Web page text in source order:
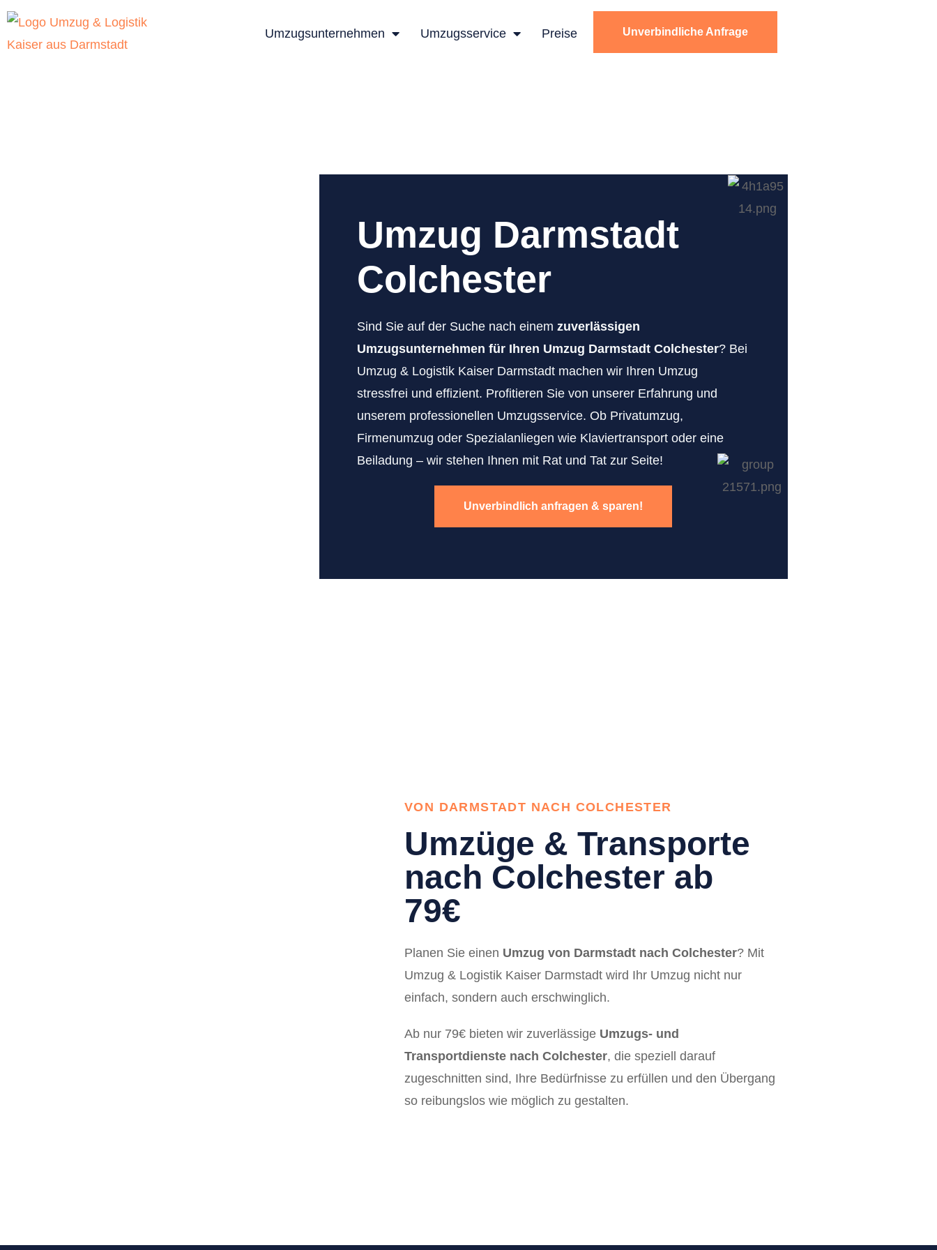
Umzugsunternehmen Umzugsservice Preise Unverbindliche Anfrage
Umzug Darmstadt
Colchester
Sind Sie auf der Suche nach einem zuverlässigen
Umzugsunternehmen für Ihren Umzug Darmstadt Colchester? Bei
Umzug & Logistik Kaiser Darmstadt machen wir Ihren Umzug
stressfrei und effizient. Profitieren Sie von unserer Erfahrung und
unserem professionellen Umzugsservice. Ob Privatumzug,
Firmenumzug oder Spezialanliegen wie Klaviertransport oder eine
Beiladung – wir stehen Ihnen mit Rat und Tat zur Seite!
Unverbindlich anfragen & sparen!
VON DARMSTADT NACH COLCHESTER
Umzüge & Transporte
nach Colchester ab
79€
Planen Sie einen Umzug von Darmstadt nach Colchester? Mit
Umzug & Logistik Kaiser Darmstadt wird Ihr Umzug nicht nur
einfach, sondern auch erschwinglich.
Ab nur 79€ bieten wir zuverlässige Umzugs- und
Transportdienste nach Colchester, die speziell darauf
zugeschnitten sind, Ihre Bedürfnisse zu erfüllen und den Übergang
so reibungslos wie möglich zu gestalten.